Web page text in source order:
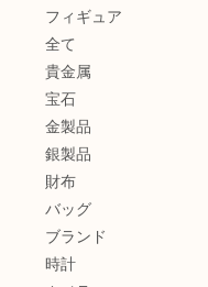
フィギュア
全て
貴金属
宝石
金製品
銀製品
財布
バッグ
ブランド
時計